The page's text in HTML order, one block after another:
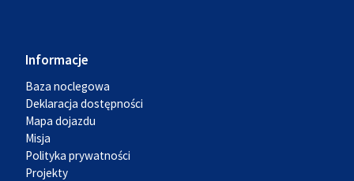
Informacje
Baza noclegowa
Deklaracja dostępności
Mapa dojazdu
Misja
Polityka prywatności
Projekty